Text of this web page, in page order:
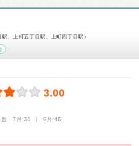
、上町五丁目駅、上町四丁目駅）
3.00
数 7月:31 | 6月:45